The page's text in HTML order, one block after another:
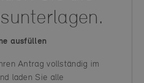
ausfüllen
Antrag vollständig im
laden Sie alle